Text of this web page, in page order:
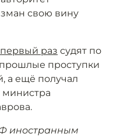
свою вину
раз судят по
прошлые проступки
а ещё получал
министра
иностранным